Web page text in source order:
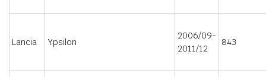
Lancia Ypsilon
2006/09-
2011/12
843